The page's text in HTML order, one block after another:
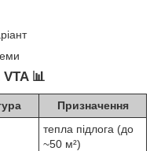
📊
Призначення
тепла підлога (до
~50 м²)